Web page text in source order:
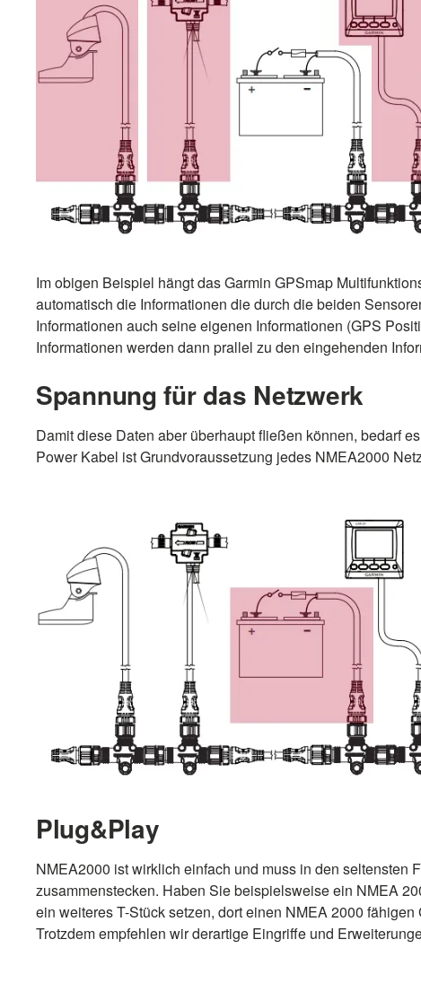
Im obigen Beispiel hängt das Garmin GPSmap
automatisch die Informationen die durch die beiden
Informationen auch seine eigenen Informationen (GPS
Informationen werden dann prallel zu den eingehenden
Spannung für das Netzwerk
Damit diese Daten aber überhaupt fließen können, bedarf
Power Kabel ist Grundvoraussetzung jedes NMEA2000
Plug&Play
NMEA2000 ist wirklich einfach und muss in den seltensten
zusammenstecken. Haben Sie beispielsweise ein NMEA
ein weiteres T-Stück setzen, dort einen NMEA 2000
Trotzdem empfehlen wir derartige Eingriffe und